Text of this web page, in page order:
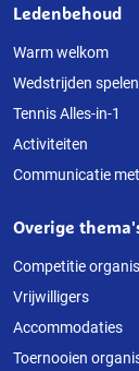
Ledenbehoud
Warm welkom
Wedstrijden spelen
Tennis Alles-in-1
Activiteiten
Communicatie
Overige
Competitie
Vrijwilligers
Accommodaties
Toernooien